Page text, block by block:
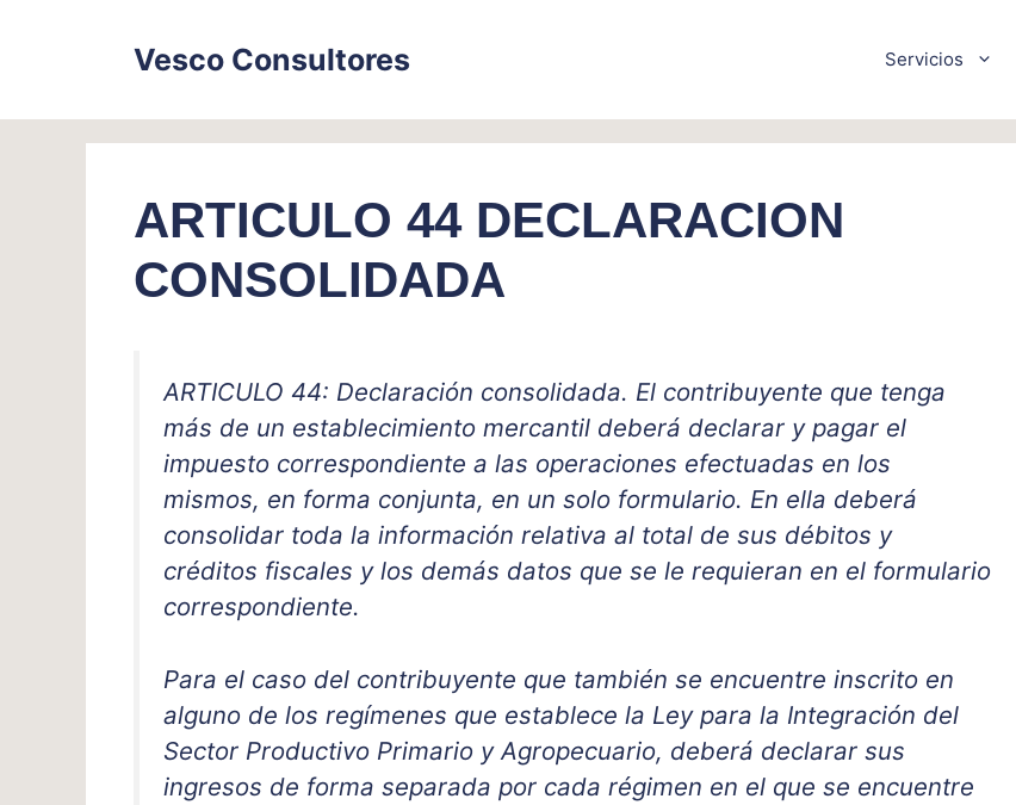
Vesco Consultores Servicios
ARTICULO 44 DECLARACION
CONSOLIDADA
ARTICULO 44: Declaración consolidada. El contribuyente que tenga
más de un establecimiento mercantil deberá declarar y pagar el
impuesto correspondiente a las operaciones efectuadas en los
mismos, en forma conjunta, en un solo formulario. En ella deberá
consolidar toda la información relativa al total de sus débitos y
créditos fiscales y los demás datos que se le requieran en el formulario
correspondiente.
Para el caso del contribuyente que también se encuentre inscrito en
alguno de los regímenes que establece la Ley para la Integración del
Sector Productivo Primario y Agropecuario, deberá declarar sus
ingresos de forma separada por cada régimen en el que se encuentre